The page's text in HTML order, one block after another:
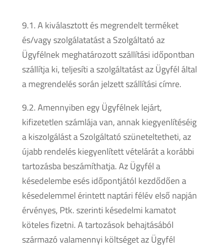
9.1. A kiválasztott és megrendelt terméket
és/vagy szolgálatatást a Szolgáltató az
Ügyfélnek meghatározott szállítási időpontban
szállítja ki, teljesíti a szolgáltatást az Ügyfél által
a megrendelés során jelzett szállítási címre.
9.2. Amennyiben egy Ügyfélnek lejárt,
kifizetetlen számlája van, annak kiegyenlítéséig
a kiszolgálást a Szolgáltató szüneteltetheti, az
újabb rendelés kiegyenlített vételárát a korábbi
tartozásba beszámíthatja. Az Ügyfél a
késedelembe esés időpontjától kezdődően a
késedelemmel érintett naptári félév első napján
érvényes, Ptk. szerinti késedelmi kamatot
köteles fizetni. A tartozások behajtásából
származó valamennyi költséget az Ügyfél